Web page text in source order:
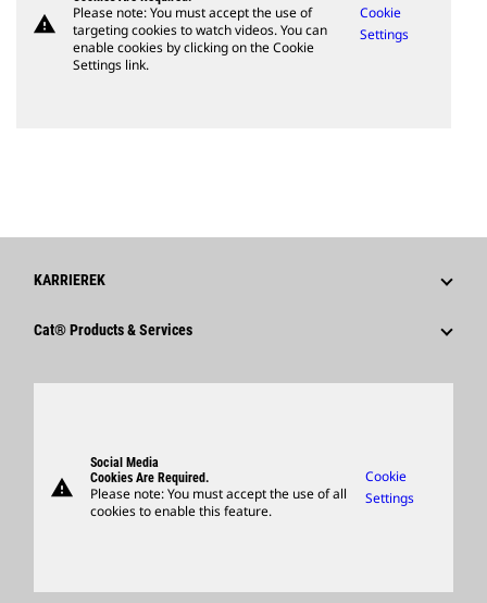
warning
Please note: You must accept the use of
targeting cookies to watch videos. You can
enable cookies by clicking on the Cookie
Settings link.
Cookie
Settings
KARRIEREK
Miért Érdemes A Caterpillart Választani?
Cat® Products & Services
Merchandise
warning
Social Media
Cookies Are Required.
Please note: You must accept the use of all
cookies to enable this feature.
Cookie
Settings